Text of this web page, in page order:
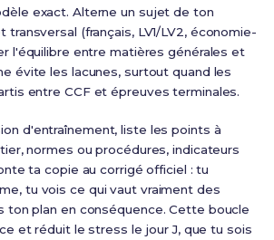
exact. Alterne un sujet de ton
transversal (français, LV1/LV2, économie-
l'équilibre entre matières générales et
évite les lacunes, surtout quand les
entre CCF et épreuves terminales.
d'entraînement, liste les points à
normes ou procédures, indicateurs
ta copie au corrigé officiel : tu
tu vois ce qui vaut vraiment des
plan en conséquence. Cette boucle
et réduit le stress le jour J, que tu sois